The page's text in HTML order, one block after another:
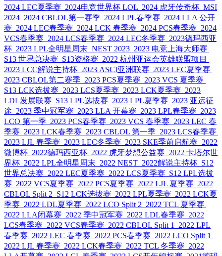
2024 LEC夏季赛 2024电竞世界杯 LOL 2024 虎牙传奇杯 MSI
2024 2024 CBLOL第一赛季 2024 LPL春季赛 2024 LLA 公开
赛 2024 LEC春季赛 2024 LCK 春季赛 2024 PCS春季赛 2024
VCS春季赛 2024 LCS春季赛 2024 LEC冬季赛 2023德玛西亚
杯 2023 LPL全明星周末 NEST 2023 2023 电竞上海大师赛
S13 世界总决赛 S13资格赛 2022 杭州亚运会英雄联盟项目
2023 LCC解说主持杯 2023 ASCI亚洲联赛 2023 LEC夏季赛
2023 CBLOL第二赛季 2023 PCS夏季赛 2023 VCS 夏季赛
S13 LCK选拔赛 2023 LCS夏季赛 2023 LCK夏季赛 2023
LDL发展联赛 S13 LPL选拔赛 2023 LPL夏季赛 2023 亚运征
途 2023 季中冠军赛 2023 LLA 开幕赛 2023 LPL春季赛 2023
LCO 第一季 2023 PCS春季赛 2023 VCS 春季赛 2023 LEC 春
季赛 2023 LCK春季赛 2023 CBLOL 第一季 2023 LCS春季赛
2023 LJL 春季赛 2023 LEC冬季赛 2023 SKE季前启航赛 2022
微博杯 2022德玛西亚杯 2022 虎牙梦想公益赛 2022 卡塔尔世
界杯 2022 LPL全明星周末 2022 NEST 2022解说主持杯 S12
世界总决赛 2022 LEC夏季赛 2022 LCS夏季赛 S12 LPL选拔
赛 2022 VCS夏季赛 2022 PCS夏季赛 2022 LJL 夏季赛 2022
CBLOL Split 2 S12 LCK选拔赛 2022 LPL夏季赛 2022 LCK夏
季赛 2022 LDL夏季赛 2022 LCO Split 2 2022 TCL 夏季赛
2022 LLA闭幕赛 2022 季中冠军赛 2022 LDL春季赛 2022
LCS春季赛 2022 VCS春季赛 2022 CBLOL Split 1
2022 LPL
春季赛 2022 LEC 春季赛 2022 PCS春季赛 2022 LCO Split 1
2022 LJL 春季赛 2022 LCK春季赛 2022 TCL 冬季赛 2022